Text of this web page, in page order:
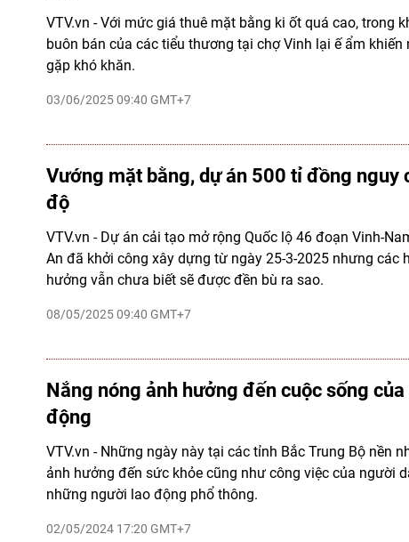
03/06/2025 09:40 GMT+7
VTV.vn - Với mức giá thuê mặt bằng ki ốt quá cao, trong
buôn bán của các tiểu thương tại chợ Vinh lại ế ẩm khiến
gặp khó khăn.
Vướng mặt bằng, dự án 500 tỉ đồng nguy
độ
08/05/2025 09:40 GMT+7
VTV.vn - Dự án cải tạo mở rộng Quốc lộ 46 đoạn Vinh-
An đã khởi công xây dựng từ ngày 25-3-2025 nhưng các
hưởng vẫn chưa biết sẽ được đền bù ra sao.
Nắng nóng ảnh hưởng đến cuộc sống
động
02/05/2024 17:20 GMT+7
VTV.vn - Những ngày này tại các tỉnh Bắc Trung Bộ nền
ảnh hưởng đến sức khỏe cũng như công việc của người
những người lao động phổ thông.